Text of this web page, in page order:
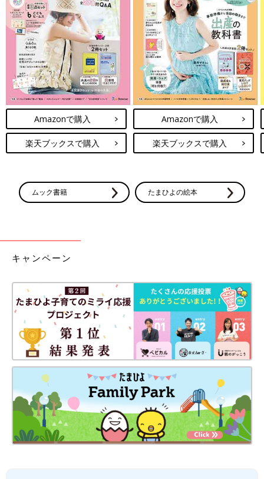
Amazonで購入
楽天ブックスで購入
Amazonで購入
楽天ブックスで購入
ムック書籍 たまひよの絵本
キャンペーン